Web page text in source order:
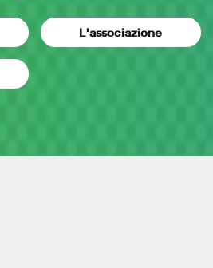
L'associazione